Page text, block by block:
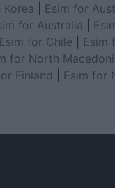
Esim for
for Australia
Esim for Chile Esim
for North
Finland Esim for